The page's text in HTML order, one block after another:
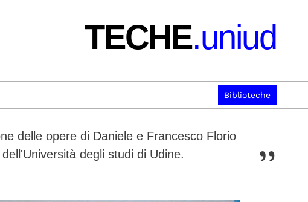
TECHE.uniud
Biblioteche
delle opere di Daniele e Francesco Florio
degli studi di Udine.